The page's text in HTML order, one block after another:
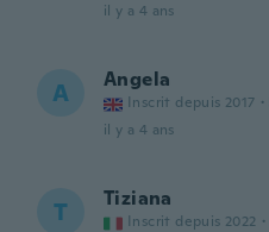
il y a 4 ans
A Angela
Inscrit depuis 2017 ·
il y a 4 ans
T Tiziana
Inscrit depuis 2022 ·